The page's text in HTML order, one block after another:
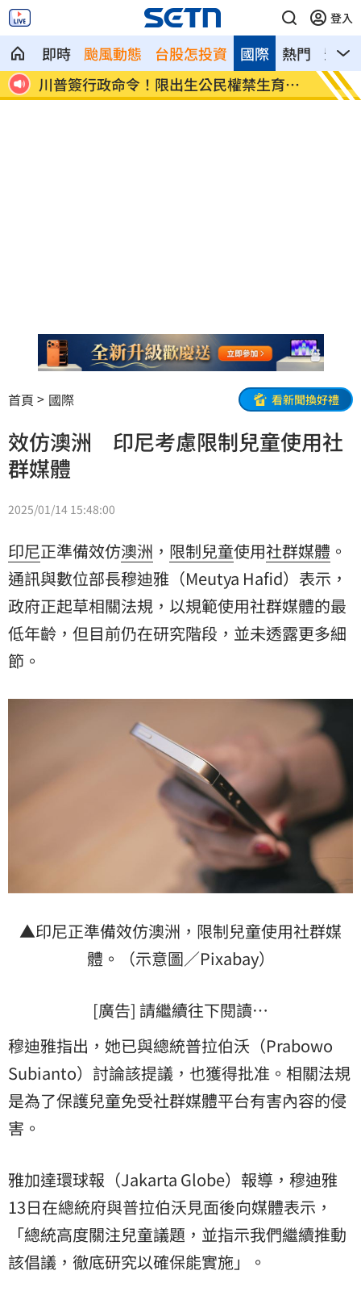
登入
即時 颱風動態 台股怎投資 熱門 影音
國際
川普簽行政命令！限出生公民權禁生育旅
遊
王凱
首頁 國際 看新聞換好禮
效仿澳洲 印尼考慮限制兒童使用社
群媒體
2025/01/14 15:48:00
印尼正準備效仿澳洲 ， 限制兒童使用社群媒體 。
通訊與數位部長穆迪雅（Meutya Hafid）表示，
政府正起草相關法規，以規範使用社群媒體的最
低年齡，但目前仍在研究階段，並未透露更多細
節。
▲印尼正準備效仿澳洲，限制兒童使用社群媒
體。（示意圖／Pixabay）
[廣告] 請繼續往下閱讀…
穆迪雅指出，她已與總統普拉伯沃（Prabowo
Subianto）討論該提議，也獲得批准。相關法規
是為了保護兒童免受社群媒體平台有害內容的侵
害。
雅加達環球報（Jakarta Globe）報導，穆迪雅
13日在總統府與普拉伯沃見面後向媒體表示，
「總統高度關注兒童議題，並指示我們繼續推動
該倡議，徹底研究以確保能實施」。